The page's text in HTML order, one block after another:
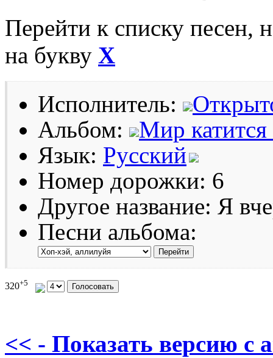
Перейти к списку песен,
на букву Х
Исполнитель:
Альбом:
Мир катится
Язык: Русский
Номер дорожки: 6
Другое название: Я
Песни альбома:
320+5
<< - Показать версию c